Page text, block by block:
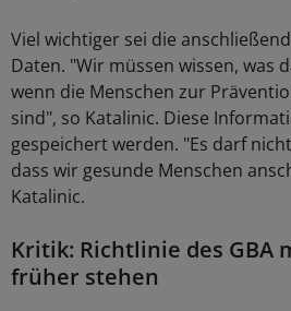
Viel wichtiger sei die
Daten. "Wir müssen wissen, was
wenn die Menschen zur
sind", so Katalinic. Diese
gespeichert werden. "Es darf
dass wir gesunde Menschen
Katalinic.
Kritik: Richtlinie des GBA
früher stehen